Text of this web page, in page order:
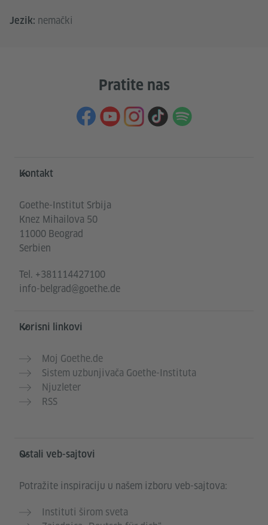
Jezik: nemački
Pratite nas
Service- und Informationsbereich
Kontakt
Goethe-Institut Srbija
Knez Mihailova 50
11000 Beograd
Serbien
Tel. +381114427100
info-belgrad@goethe.de
Korisni linkovi
Moj Goethe.de
Sistem uzbunjivača Goethe-Instituta
Njuzleter
RSS
Ostali veb-sajtovi
Potražite inspiraciju u našem izboru veb-sajtova:
Instituti širom sveta